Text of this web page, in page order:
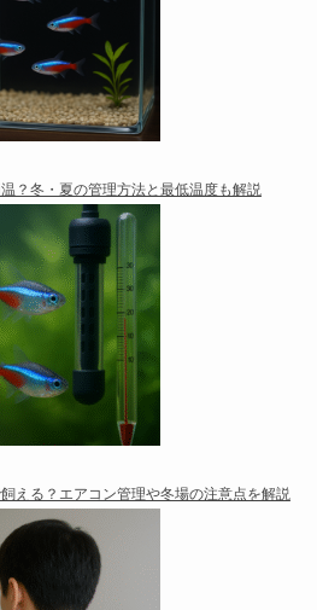
？冬・夏の管理方法と最低温度も解説
える？エアコン管理や冬場の注意点を解説